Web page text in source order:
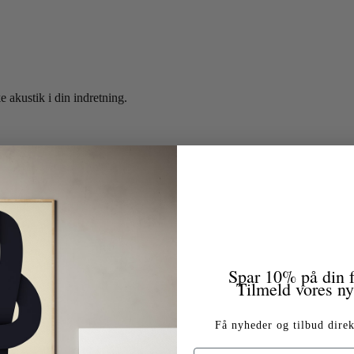
akustik i din indretning.
Spar 10% på din
Tilmeld vores
Få nyheder og tilbud